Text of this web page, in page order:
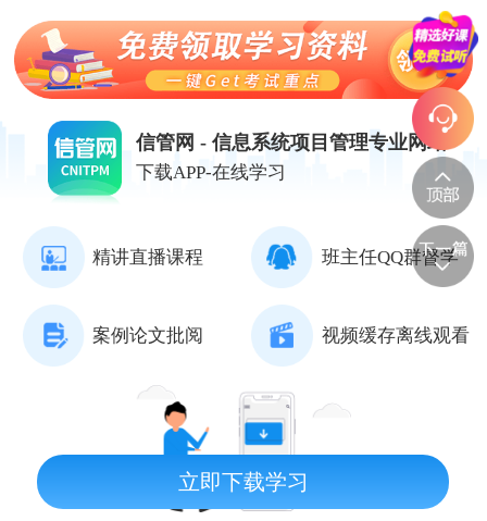
信管网 - 信息系统项目管理专业网站
下载APP-在线学习
精讲直播课程 班主任QQ群督学
案例论文批阅 视频缓存离线观看
立即下载学习